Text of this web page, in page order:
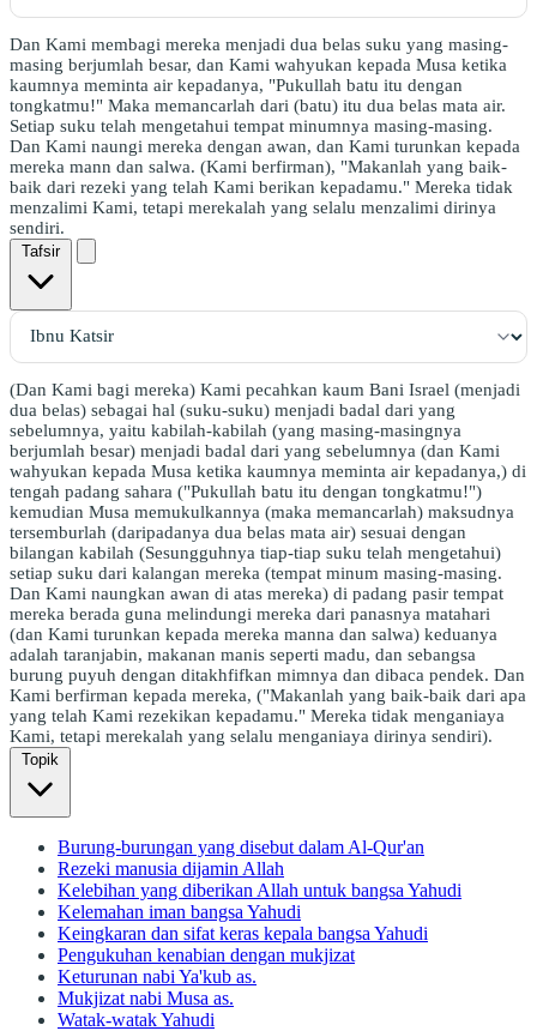
Dan Kami membagi mereka menjadi dua belas suku yang masing-
masing berjumlah besar, dan Kami wahyukan kepada Musa ketika
kaumnya meminta air kepadanya, "Pukullah batu itu dengan
tongkatmu!" Maka memancarlah dari (batu) itu dua belas mata air.
Setiap suku telah mengetahui tempat minumnya masing-masing.
Dan Kami naungi mereka dengan awan, dan Kami turunkan kepada
mereka mann dan salwa. (Kami berfirman), "Makanlah yang baik-
baik dari rezeki yang telah Kami berikan kepadamu." Mereka tidak
menzalimi Kami, tetapi merekalah yang selalu menzalimi dirinya
sendiri.
Tafsir
(Dan Kami bagi mereka) Kami pecahkan kaum Bani Israel (menjadi
dua belas) sebagai hal (suku-suku) menjadi badal dari yang
sebelumnya, yaitu kabilah-kabilah (yang masing-masingnya
berjumlah besar) menjadi badal dari yang sebelumnya (dan Kami
wahyukan kepada Musa ketika kaumnya meminta air kepadanya,) di
tengah padang sahara ("Pukullah batu itu dengan tongkatmu!")
kemudian Musa memukulkannya (maka memancarlah) maksudnya
tersemburlah (daripadanya dua belas mata air) sesuai dengan
bilangan kabilah (Sesungguhnya tiap-tiap suku telah mengetahui)
setiap suku dari kalangan mereka (tempat minum masing-masing.
Dan Kami naungkan awan di atas mereka) di padang pasir tempat
mereka berada guna melindungi mereka dari panasnya matahari
(dan Kami turunkan kepada mereka manna dan salwa) keduanya
adalah taranjabin, makanan manis seperti madu, dan sebangsa
burung puyuh dengan ditakhfifkan mimnya dan dibaca pendek. Dan
Kami berfirman kepada mereka, ("Makanlah yang baik-baik dari apa
yang telah Kami rezekikan kepadamu." Mereka tidak menganiaya
Kami, tetapi merekalah yang selalu menganiaya dirinya sendiri).
Topik
Burung-burungan yang disebut dalam Al-Qur'an
Rezeki manusia dijamin Allah
Kelebihan yang diberikan Allah untuk bangsa Yahudi
Kelemahan iman bangsa Yahudi
Keingkaran dan sifat keras kepala bangsa Yahudi
Pengukuhan kenabian dengan mukjizat
Keturunan nabi Ya'kub as.
Mukjizat nabi Musa as.
Watak-watak Yahudi